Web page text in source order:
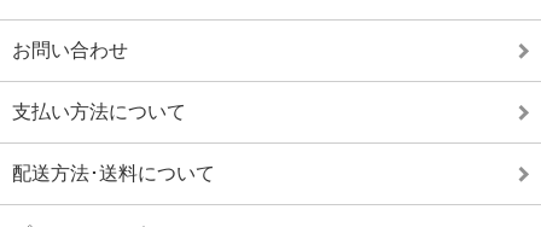
お問い合わせ
支払い方法について
配送方法･送料について